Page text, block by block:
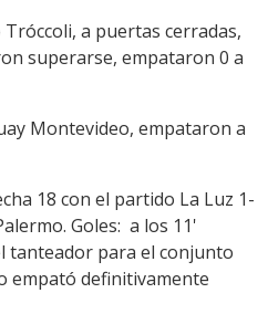
a puertas cerradas,
superarse, empataron 0 a
Montevideo, empataron a
18 con el partido La Luz 1-
Goles: a los 11'
tanteador para el conjunto
empató definitivamente